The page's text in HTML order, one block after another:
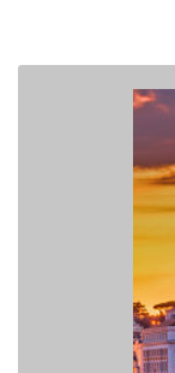
> Achetez